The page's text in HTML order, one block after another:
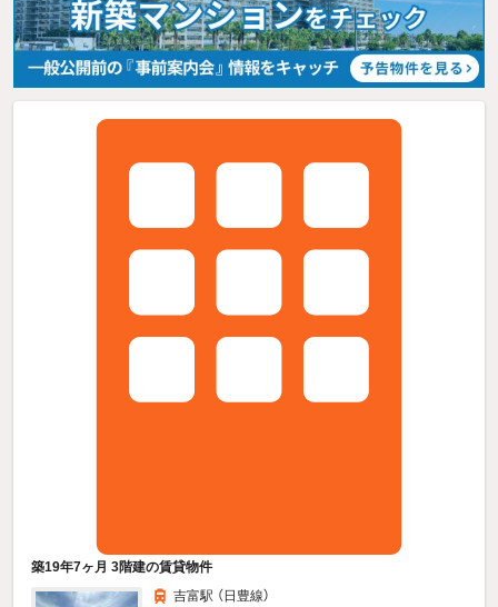
築19年7ヶ月 3階建の賃貸物件
吉富駅 （日豊線）